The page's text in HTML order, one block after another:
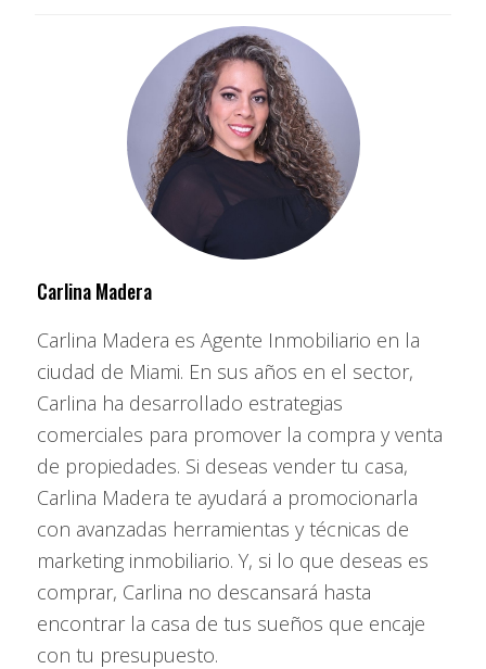
Pensacola o Fort Walton Beach: En el noroeste de
Florida, combinan precios razonables con alta ocupación en
2. Qué tipo de propiedad buscar
Con un presupuesto limitado, es crucial maximizar el retorno:
Propiedades unifamiliares pequeñas
mantenimiento, más facilidad de reventa.
Duplex o triplex económicos: Permiten vivir en una
unidad y alquilar las otras (house hacking).
Condominios pequeños: En zonas bien ubicadas con bajo
HOA (asociación de condominio).
💰3. Opciones de financiamiento inteligente
Si bien $200K puede parecer limitado, puedes apalancarte:
Préstamos FHA o convencionales (con 3.5% a 10%
de enganche)si planeas vivir un año en la propiedad.
Carlina Madera
Carlina Madera es Agente Inmobiliario en la
ciudad de Miami. En sus años en el sector,
Carlina ha desarrollado estrategias
comerciales para promover la compra y venta
de propiedades. Si deseas vender tu casa,
Carlina Madera te ayudará a promocionarla
con avanzadas herramientas y técnicas de
marketing inmobiliario. Y, si lo que deseas es
comprar, Carlina no descansará hasta
encontrar la casa de tus sueños que encaje
con tu presupuesto.